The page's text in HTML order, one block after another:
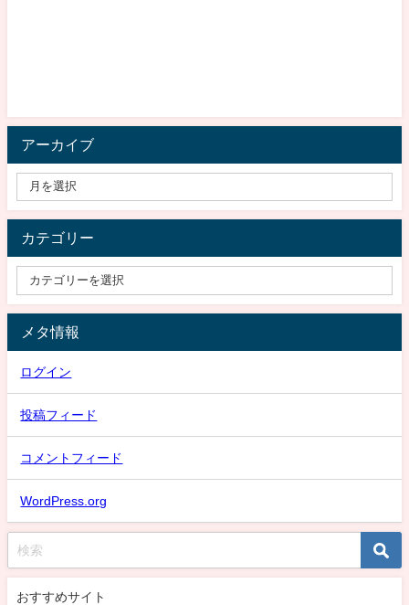
アーカイブ
カテゴリー
メタ情報
ログイン
投稿フィード
コメントフィード
WordPress.org
おすすめサイト